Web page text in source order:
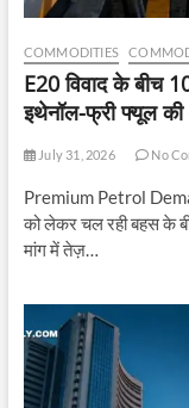
COMMODITIES
E20 विवाद के बीच
इथेनॉल-फ्री फ्यूल की
July 31, 2026 No
Premium Petrol
को लेकर चल रही बहस के
मांग में तेज़…